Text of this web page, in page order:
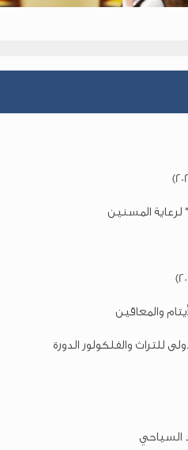
لرعاية المسنين
والمعاقين
للتراث والفلكولور الدورة
السياحي